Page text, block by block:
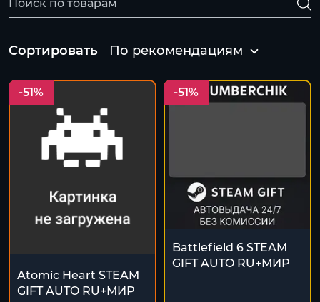
Сортировать По рекомендациям
-51%
Atomic Heart STEAM
GIFT AUTO RU+МИР
-51%
Battlefield 6 STEAM
GIFT AUTO RU+МИР